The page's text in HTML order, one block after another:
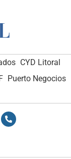
CYD Litoral
Puerto Negocios